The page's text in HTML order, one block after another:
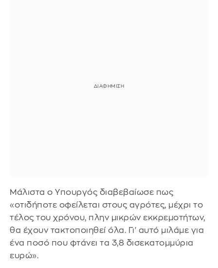
Μάλιστα ο Υπουργός διαβεβαίωσε πως
«οτιδήποτε οφείλεται στους αγρότες, μέχρι το
τέλος του χρόνου, πλην μικρών εκκρεμοτήτων,
θα έχουν τακτοποιηθεί όλα. Γι' αυτό μιλάμε για
ένα ποσό που φτάνει τα 3,8 δισεκατομμύρια
ευρώ».